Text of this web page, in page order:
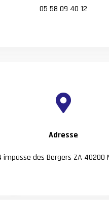
05 58 09 40 12

Adresse
impasse des Bergers ZA 40200